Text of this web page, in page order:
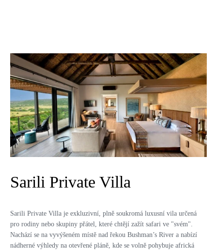
Sarili Private Villa
Sarili Private Villa je exkluzivní, plně soukromá luxusní vila určená
pro rodiny nebo skupiny přátel, které chtějí zažít safari ve "svém".
Nachází se na vyvýšeném místě nad řekou Bushman’s River a nabízí
nádherné výhledy na otevřené pláně, kde se volně pohybuje africká